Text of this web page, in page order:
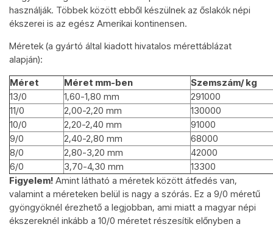
használják. Többek között ebből készülnek az őslakók népi
ékszerei is az egész Amerikai kontinensen.
Méretek (a gyártó által kiadott hivatalos mérettáblázat
alapján):
Méret
Méret mm-ben
Szemszám/ kg
13/0
1,60-1,80 mm
291000
11/0
2,00-2,20 mm
130000
10/0
2,20-2,40 mm
91000
9/0
2,40-2,80 mm
68000
8/0
2,80-3,20 mm
42000
6/0
3,70-4,30 mm
13300
Figyelem! Amint látható a méretek között átfedés van,
valamint a méreteken belül is nagy a szórás. Ez a 9/0 méretű
gyöngyöknél érezhető a legjobban, ami miatt a magyar népi
ékszereknél inkább a 10/0 méretet részesítik előnyben a